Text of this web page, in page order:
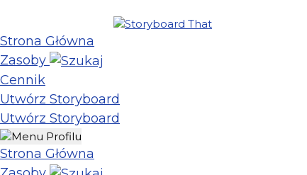
Strona Główna
Zasoby
Cennik
Utwórz Storyboard
Utwórz Storyboard
Strona Główna